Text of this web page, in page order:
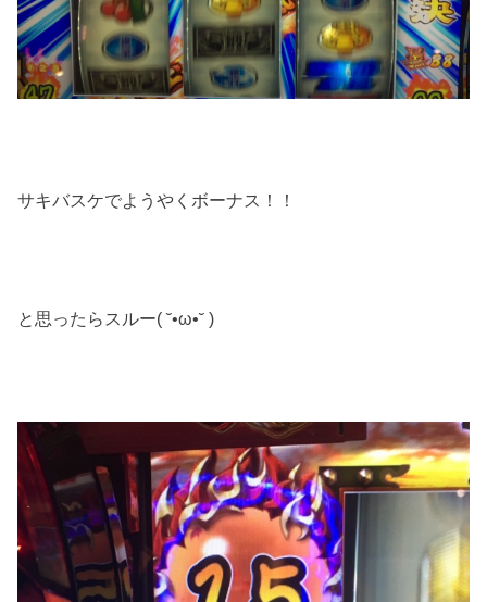
サキバスケでようやくボーナス！！
と思ったらスルー( ˘•ω•˘ )